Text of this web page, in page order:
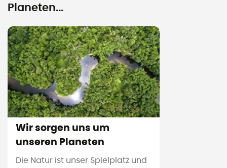
Planeten...
Wir sorgen uns um
unseren Planeten
Die Natur ist unser Spielplatz und